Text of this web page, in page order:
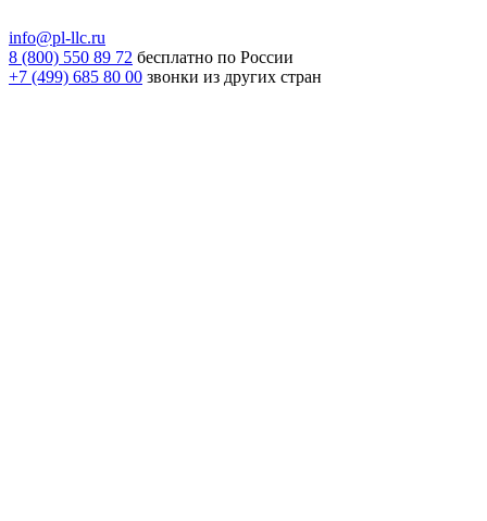
info@pl-llc.ru
8 (800) 550 89 72 бесплатно по России
+7 (499) 685 80 00 звонки из других стран